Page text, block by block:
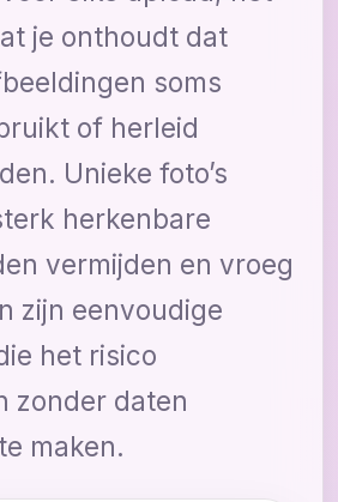
je onthoudt dat
soms
of herleid
Unieke foto’s
herkenbare
vermijden en vroeg
zijn eenvoudige
het risico
zonder daten
maken.